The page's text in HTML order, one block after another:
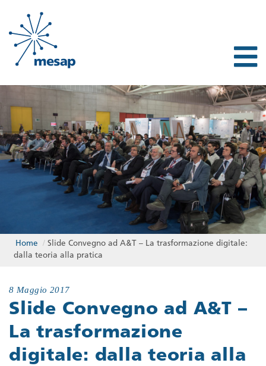
Home / Slide Convegno ad A&T – La trasformazione digitale:
dalla teoria alla pratica
8 Maggio 2017
Slide Convegno ad A&T –
La trasformazione
digitale: dalla teoria alla